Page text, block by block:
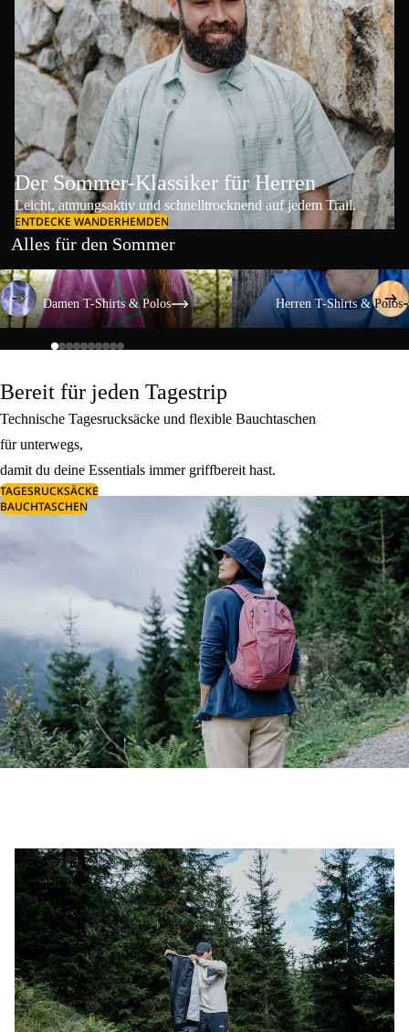
Der Sommer-Klassiker für Herren
Leicht, atmungsaktiv und schnelltrocknend auf jedem Trail.
ENTDECKE WANDERHEMDEN
Alles für den Sommer
Damen T-Shirts & Polos
Damen T-Shirts & Polos
Herren T-Shirts & Polos
Herren T-Shirts & Polos
Bereit für jeden Tagestrip
Technische Tagesrucksäcke und flexible Bauchtaschen
für unterwegs,
damit du deine Essentials immer griffbereit hast.
TAGESRUCKSÄCKE
BAUCHTASCHEN